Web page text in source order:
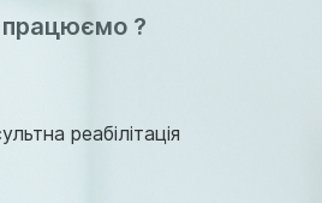
працюємо ?
реабілітація